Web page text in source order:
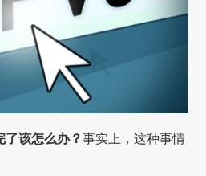
了该怎么办？事实上，这种事情